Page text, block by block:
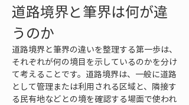
道路境界と筆界は何が違
うのか
道路境界と筆界の違いを整理する第一歩は、
それぞれが何の境目を示しているのかを分け
て考えることです。道路境界は、一般に道路
として管理または利用される区域と、隣接す
る民有地などとの境を確認する場面で使われ